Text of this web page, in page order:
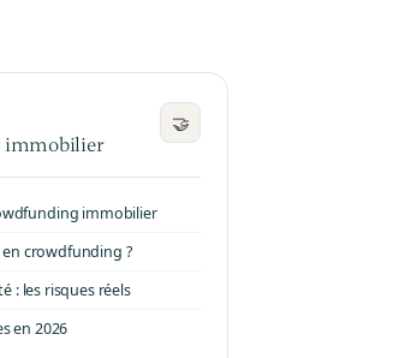
immobilier
🤝
immobilier
crowdfunding ?
: les risques réels
en 2026